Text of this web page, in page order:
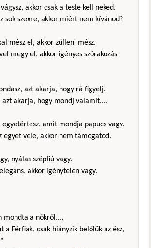
akkor csak a teste kell neked.
sok szexre, akkor miért nem kívánod?
mész el, akkor zülleni mész.
megy el, akkor igényes szórakozás
azt akarja, hogy rá figyelj.
azt akarja, hogy mondj valamit....
egyetértesz, amit mondja papucs vagy.
egyet vele, akkor nem támogatod.
nyálas szépfiú vagy.
akkor igénytelen vagy.
mondta a nőkről...,
a Férfiak, csak hiányzik belőlük az ész,